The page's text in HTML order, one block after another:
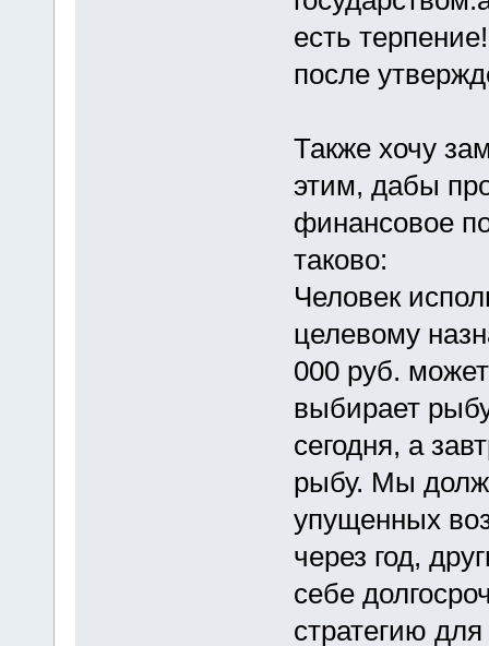
есть
после
Также хочу
этим, дабы
финансовое
таково:
Человек
целевому
000 руб.
выбирает
сегодня, а
рыбу. Мы
упущенных
через год,
себе
стратегию